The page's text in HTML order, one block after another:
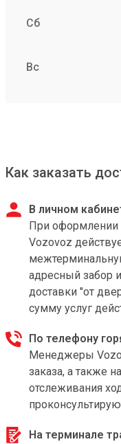
Сб
Вс
Как заказать
В личном
При оформлении
Vozovoz
адресный забор
доставки "от
сумму услуг
По телефону
Менеджеры
заказа, а также
отслеживания
На терминале